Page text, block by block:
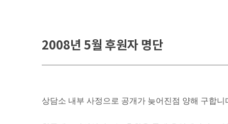
2008년 5월 후원자 명단
상담소 내부 사정으로 공개가 늦어진점 양해 구합니